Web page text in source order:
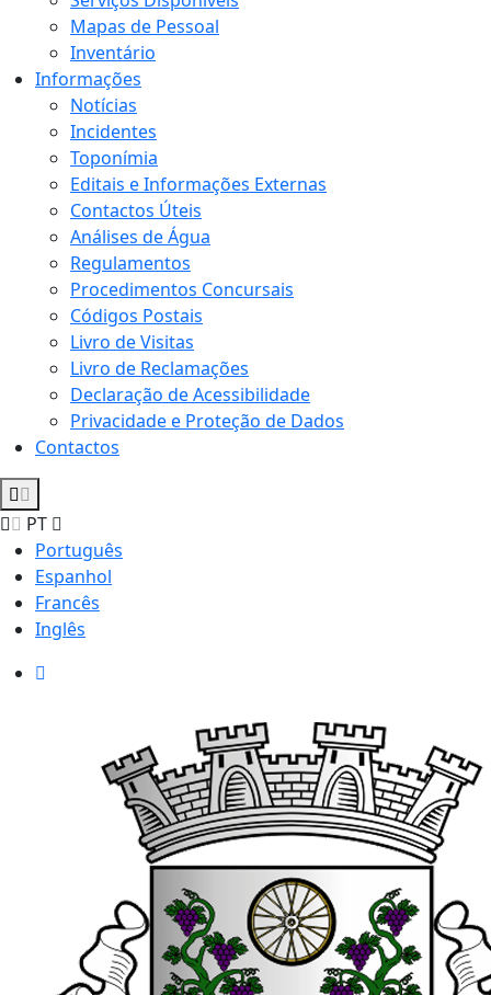
Mapas de Pessoal
Inventário
Informações
Notícias
Incidentes
Toponímia
Editais e Informações Externas
Contactos Úteis
Análises de Água
Regulamentos
Procedimentos Concursais
Códigos Postais
Livro de Visitas
Livro de Reclamações
Declaração de Acessibilidade
Privacidade e Proteção de Dados
Contactos
PT
Português
Espanhol
Francês
Inglês